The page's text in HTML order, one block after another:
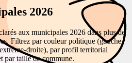
2026
aux municipales 2026 dans plus de
Filtrez par couleur politique (gauche,
droite), par profil territorial
par taille de commune.